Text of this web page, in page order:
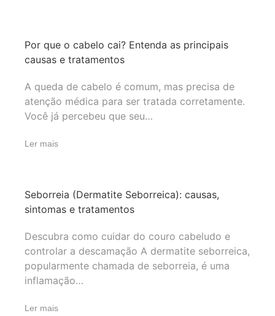
Por que o cabelo cai? Entenda as principais
causas e tratamentos
A queda de cabelo é comum, mas precisa de
atenção médica para ser tratada corretamente.
Você já percebeu que seu…
Ler mais
Seborreia (Dermatite Seborreica): causas,
sintomas e tratamentos
Descubra como cuidar do couro cabeludo e
controlar a descamação A dermatite seborreica,
popularmente chamada de seborreia, é uma
inflamação…
Ler mais